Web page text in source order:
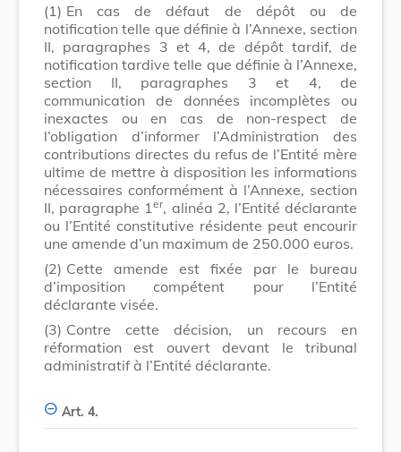
(1) En cas de défaut de dépôt ou de
notification telle que définie à l’Annexe, section
II, paragraphes 3 et 4, de dépôt tardif, de
notification tardive telle que définie à l’Annexe,
section II, paragraphes 3 et 4, de
communication de données incomplètes ou
inexactes ou en cas de non-respect de
l’obligation d’informer l’Administration des
contributions directes du refus de l’Entité mère
ultime de mettre à disposition les informations
nécessaires conformément à l’Annexe, section
II, paragraphe 1er, alinéa 2, l’Entité déclarante
ou l’Entité constitutive résidente peut encourir
une amende d’un maximum de 250.000 euros.
(2) Cette amende est fixée par le bureau
d’imposition compétent pour l’Entité
déclarante visée.
(3) Contre cette décision, un recours en
réformation est ouvert devant le tribunal
administratif à l’Entité déclarante.
Art. 4.